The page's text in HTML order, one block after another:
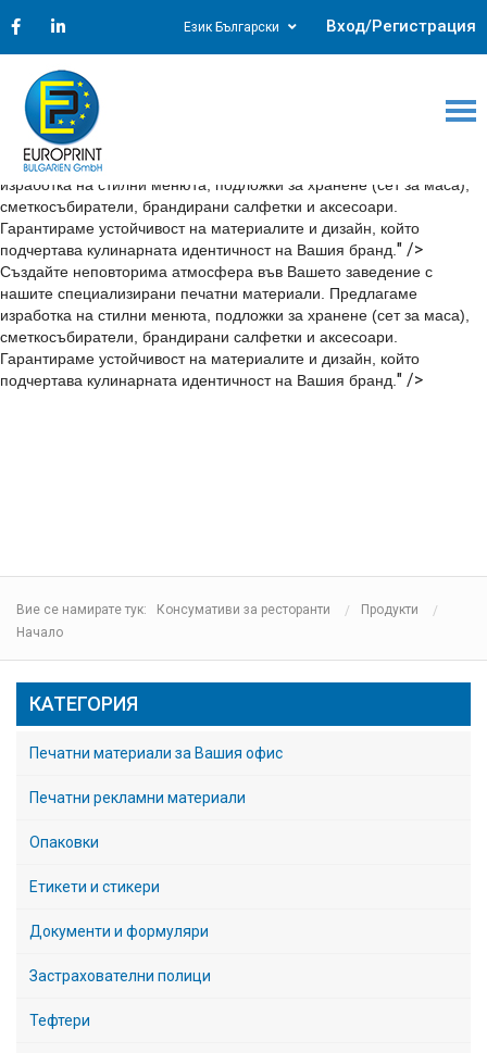
нашите специализирани печатни материали. Предлагаме
изработка на стилни менюта, подложки за хранене (сет за маса),
сметкосъбиратели, брандирани салфетки и аксесоари.
Гарантираме устойчивост на материалите и дизайн, който
подчертава кулинарната идентичност на Вашия бранд.
Създайте неповторима атмосфера във Вашето заведение с
нашите специализирани печатни материали. Предлагаме
изработка на стилни менюта, подложки за хранене (сет за маса),
сметкосъбиратели, брандирани салфетки и аксесоари.
Гарантираме устойчивост на материалите и дизайн, който
подчертава кулинарната идентичност на Вашия бранд. " />
Създайте неповторима атмосфера във Вашето заведение с
нашите специализирани печатни материали. Предлагаме
изработка на стилни менюта, подложки за хранене (сет за маса),
сметкосъбиратели, брандирани салфетки и аксесоари.
Гарантираме устойчивост на материалите и дизайн, който
подчертава кулинарната идентичност на Вашия бранд. " />
Език Български Вход/Регистрация
Вие се намирате тук: Консумативи за ресторанти
Продукти
Начало
КАТЕГОРИЯ
Печатни материали за Вашия офис
Печатни рекламни материали
Опаковки
Етикети и стикери
Документи и формуляри
Застрахователни полици
Тефтери